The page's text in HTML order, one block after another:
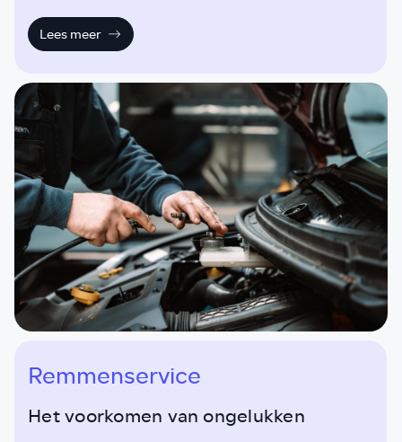
levensduur van de banden en een betere wegligging.
Lees meer
Remmenservice
Het voorkomen van ongelukken